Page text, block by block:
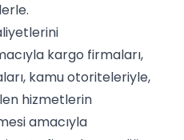
kargo firmaları,
kamu otoriteleriyle,
hizmetlerin
amacıyla